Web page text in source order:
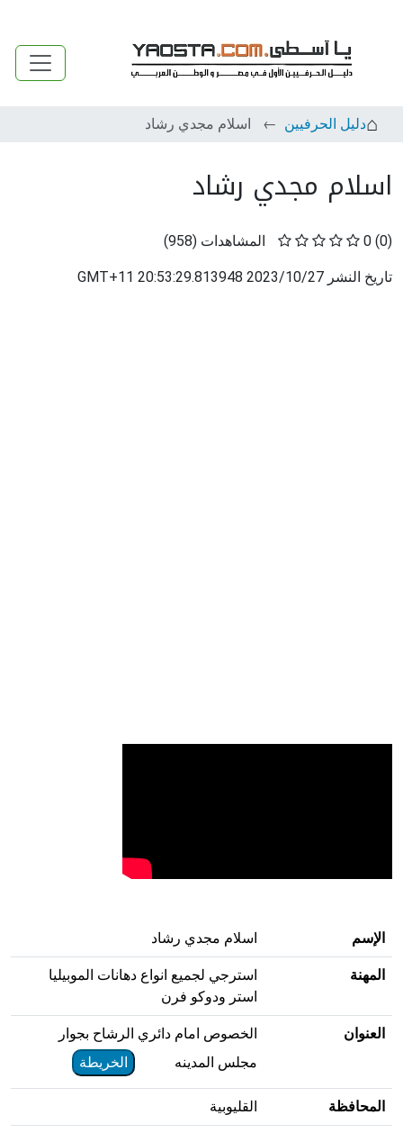
دليل الحرفيين اسلام مجدي رشاد
اسلام مجدي رشاد
(0)
0 المشاهدات (
958
)
تاريخ النشر 2023/10/27 20:53:29.813948 GMT+11
الإسم اسلام مجدي رشاد
المهنة
استرجي لجميع انواع دهانات الموبيليا
استر ودوكو فرن
العنوان
الخصوص امام دائري الرشاح بجوار
مجلس المدينه
الخريطة
المحافظة القليوبية